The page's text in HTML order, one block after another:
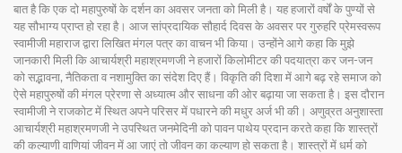
बात है कि एक दो महापुरुषों के दर्शन का अवसर जनता को मिली है। यह हजारों वर्षों के पुण्यों से
यह सौभाग्य प्राप्त हो रहा है। आज सांप्रदायिक सौहार्द दिवस के अवसर पर गुरुहरि प्रेमस्वरूप
स्वामीजी महाराज द्वारा लिखित मंगल पत्र का वाचन भी किया। उन्होंने आगे कहा कि मुझे
जानकारी मिली कि आचार्यश्री महाश्रमणजी ने हजारों किलोमीटर की पदयात्रा कर जन-जन
को सद्भावना, नैतिकता व नशामुक्ति का संदेश दिए हैं। विकृति की दिशा में आगे बढ़ रहे समाज को
ऐसे महापुरुषों की मंगल प्रेरणा से अध्यात्म और साधना की ओर बढ़ाया जा सकता है। इस दौरान
स्वामीजी ने राजकोट में स्थित अपने परिसर में पधारने की मधुर अर्ज भी की। अणुव्रत अनुशास्ता
आचार्यश्री महाश्रमणजी ने उपस्थित जनमेदिनी को पावन पाथेय प्रदान करते कहा कि शास्त्रों
की कल्याणी वाणियां जीवन में आ जाएं तो जीवन का कल्याण हो सकता है। शास्त्रों में धर्म को